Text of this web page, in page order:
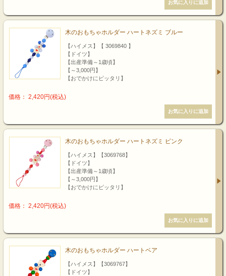
木のおもちゃホルダー ハートネズミ ブルー
【ハイメス】【 3069840 】
【ドイツ】
【出産準備～1歳頃】
【～3,000円】
【おでかけにピッタリ】
価格： 2,420円(税込)
木のおもちゃホルダー ハートネズミ ピンク
【ハイメス】【3069768】
【ドイツ】
【出産準備～1歳頃】
【～3,000円】
【おでかけにピッタリ】
価格： 2,420円(税込)
木のおもちゃホルダー ハートベア
【ハイメス】【3069767】
【ドイツ】